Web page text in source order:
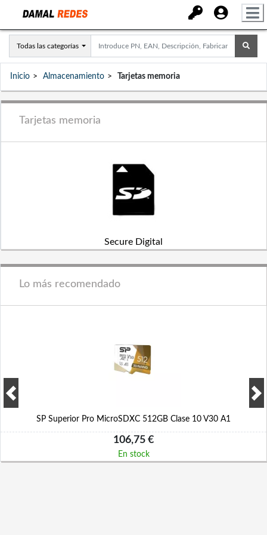
Todas las categorías
Inicio Almacenamiento Tarjetas memoria
Tarjetas memoria
Secure Digital
Lo más recomendado
SP Superior Pro MicroSDXC 512GB Clase 10 V30 A1
106,75 €
En stock